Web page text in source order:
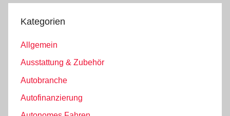
Kategorien
Allgemein
Ausstattung & Zubehör
Autobranche
Autofinanzierung